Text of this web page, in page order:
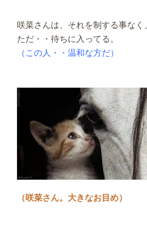
咲菜さんは、それを制する事なく、
ただ・・待ちに入ってる。
（この人・・温和な方だ）
（咲菜さん。大きなお目め）